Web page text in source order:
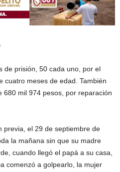
de prisión, 50 cada uno, por el
cuatro meses de edad. También
mil 974 pesos, por reparación
previa, el 29 de septiembre de
la mañana sin que su madre
cuando llegó el papá a su casa,
comenzó a golpearlo, la mujer